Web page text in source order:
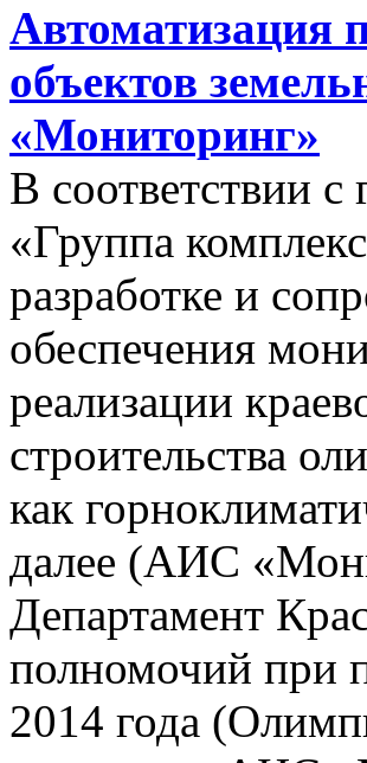
Автоматизация
объектов
«Мониторинг»
В соответствии
«Группа
разработке и
обеспечения
реализации
строительства
как
далее (АИС
Департамент
полномочий при
2014 года